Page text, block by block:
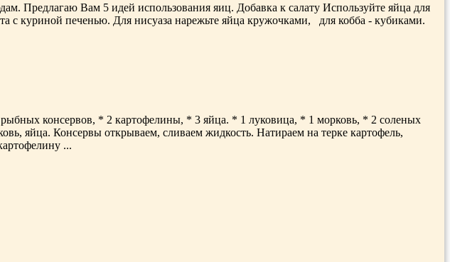
Предлагаю Вам 5 идей использования яиц. Добавка к салату Используйте яйца для
с куриной печенью. Для нисуаза нарежьте яйца кружочками, для кобба - кубиками.
консервов, * 2 картофелины, * 3 яйца. * 1 луковица, * 1 морковь, * 2 соленых
яйца. Консервы открываем, сливаем жидкость. Натираем на терке картофель,
...